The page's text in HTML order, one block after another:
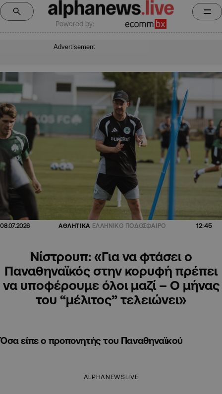
Powered by:
Advertisement
08.07.2026 ΑΘΛΗΤΙΚΑ ΕΛΛΗΝΙΚΟ ΠΟΔΟΣΦΑΙΡΟ 12:45
Νίστρουπ: «Για να φτάσει ο
Παναθηναϊκός στην κορυφή πρέπει
να υποφέρουμε όλοι μαζί – Ο μήνας
του “μέλιτος” τελειώνει»
Όσα είπε ο προπονητής του Παναθηναϊκού
ALPHANEWSLIVE